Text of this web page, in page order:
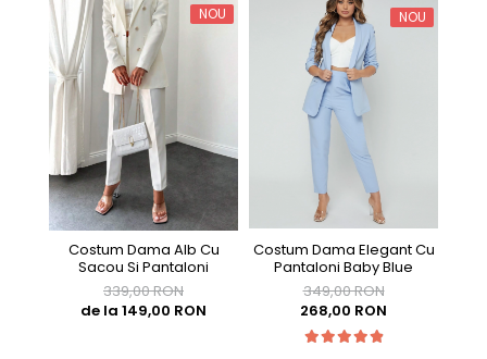
NOU
Costum Dama Alb Cu
Sacou Si Pantaloni
339,00 RON
de la 149,00 RON
NOU
Costum Dama Elegant Cu
Pantaloni Baby Blue
349,00 RON
268,00 RON